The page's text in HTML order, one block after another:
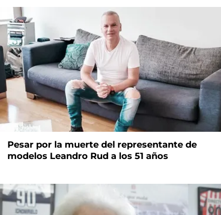
Pesar por la muerte del representante de
modelos Leandro Rud a los 51 años